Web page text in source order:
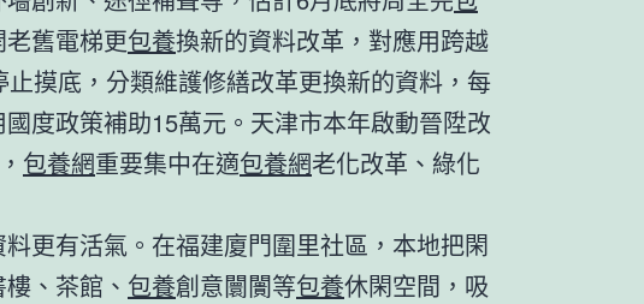
舊電梯更包養換新的資料改革，對應用跨越
摸底，分類維護修繕改革更換新的資料，每
度政策補助15萬元。天津市本年啟動晉陞改
包養網重要集中在適包養網老化改革、綠化
更有活氣。在福建廈門圍里社區，本地把閑
、茶館、 包養創意闤闠等包養休閑空間，吸